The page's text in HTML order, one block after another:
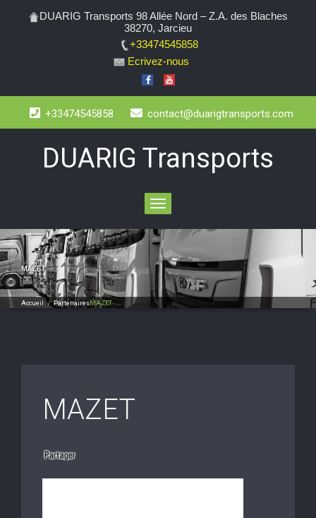
DUARIG Transports 98 Allée Nord – Z.A. des Blaches
38270, Jarcieu
+33474545858
Ecrivez-nous
+33474545858 contact@duarigtransports.com
DUARIG Transports
Toggle
navigation
MAZET
Accueil /PartenairesMAZET
MAZET